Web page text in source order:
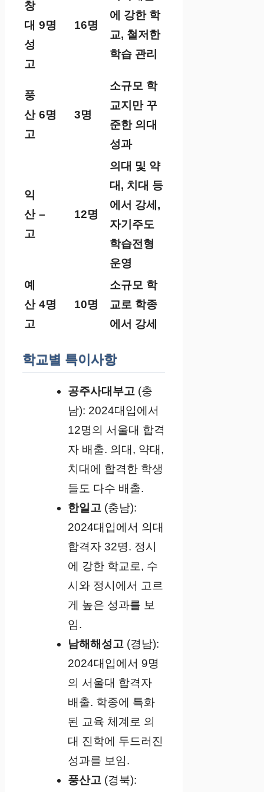
창
대
성
고
9명 16명
에 강한 학
교, 철저한
학습 관리​
풍
산
고
6명 3명
소규모 학
교지만 꾸
준한 의대
성과​
익
산
고
– 12명
의대 및 약
대, 치대 등
에서 강세,
자기주도
학습전형
운영​
예
산
고
4명 10명
소규모 학
교로 학종
에서 강세​
학교별 특이사항
공주사대부고 (충
남): 2024대입에서
12명의 서울대 합격
자 배출. 의대, 약대,
치대에 합격한 학생
들도 다수 배출.
한일고 (충남):
2024대입에서 의대
합격자 32명. 정시
에 강한 학교로, 수
시와 정시에서 고르
게 높은 성과를 보
임.
남해해성고 (경남):
2024대입에서 9명
의 서울대 합격자
배출. 학종에 특화
된 교육 체계로 의
대 진학에 두드러진
성과를 보임.
풍산고 (경북):